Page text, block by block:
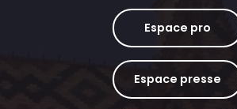
Espace pro
Espace presse